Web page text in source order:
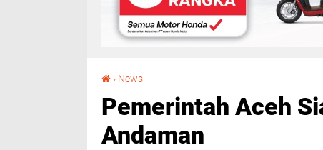
› News
Pemerintah Aceh
Andaman